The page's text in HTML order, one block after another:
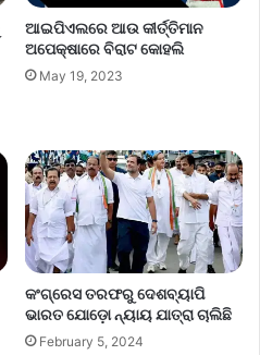
ଆଇପିଏଲରେ ଆଉ କୀର୍ତ୍ତିମାନ
ଅପେକ୍ଷାରେ ବିରାଟ କୋହଲି
May 19, 2023
କଂଗ୍ରେସ ତରଫରୁ ଦେଶବ୍ୟାପି
ଭାରତ ଯୋଡ଼ୋ ନ୍ୟାୟ ଯାତ୍ରା ଚାଲିଛି
February 5, 2024